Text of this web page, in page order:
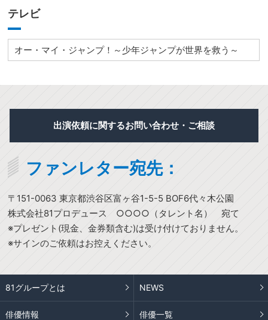
テレビ
オー・マイ・ジャンプ！～少年ジャンプが世界を救う～
出演依頼に関するお問い合わせ・ご相談
ファンレター宛先：
〒151-0063 東京都渋谷区富ヶ谷1-5-5 BOF6代々木公園
株式会社81プロデュース ○○○○（タレント名） 宛て
※プレゼント(現金、金券類含む)は受け付けておりません。
※サインのご依頼はお控えください。
81グループとは NEWS
俳優情報 俳優一覧